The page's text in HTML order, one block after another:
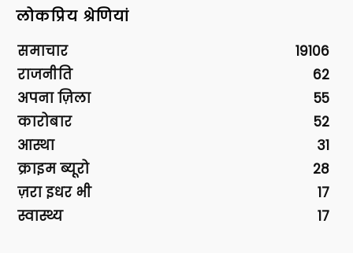
लोकप्रिय श्रेणियां
समाचार
19106
राजनीति
62
अपना ज़िला
55
कारोबार
52
आस्था
31
क्राइम ब्यूरो
28
ज़रा इधर भी
17
स्वास्थ्य
17